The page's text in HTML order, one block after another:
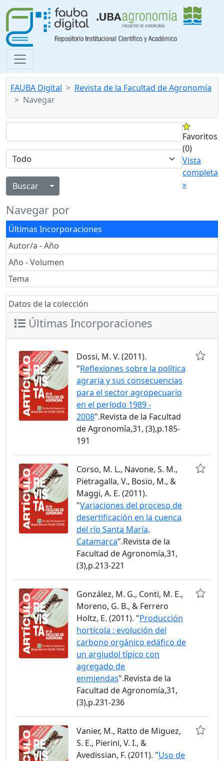
FAUBA Digital
Revista de la Facultad de Agronomía
Navegar
Alternar menú desplegable
Favoritos
(0)
Vista
completa
»
Navegar por
Últimas Incorporaciones
Autor/a - Año
Año - Volumen
Tema
Datos de la colección
Últimas Incorporaciones
Dossi, M. V. (2011).
"Reflexiones sobre la política
agraria y sus consecuencias
para el sector agropecuario
en el período 1989 -
2008".Revista de la Facultad
de Agronomía,31, (3),p.185-
191
Corso, M. L., Navone, S. M.,
Pietragalla, V., Bosio, M., &
Maggi, A. E. (2011).
"Variaciones del proceso de
desertificación en la cuenca
del río Santa María,
Catamarca".Revista de la
Facultad de Agronomía,31,
(3),p.213-221
González, M. G., Conti, M. E.,
Moreno, G. B., & Ferrero
Holtz, E. (2011). "Producción
hortícola : evolución del
carbono orgánico edáfico de
un argiudol típico con
agregado de
enmiendas".Revista de la
Facultad de Agronomía,31,
(3),p.231-236
Vanier, M., Ratto de Miguez,
S. E., Pierini, V. I., &
Avedissian, F. (2011). "Uso de